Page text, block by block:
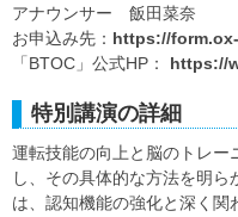
アナウンサー 飯田菜奈
お申込み先： https://
「BTOC」公式HP： https://
特別講演の詳細
運転技能の向上と脳のトレー
し、その具体的な方法を明
は、認知機能の強化と深く関